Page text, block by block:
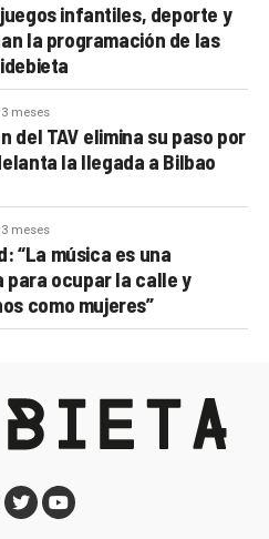
infantiles, deporte y
la programación de las
3 meses
del TAV elimina su paso por
la llegada a Bilbao
3 meses
“La música es una
para ocupar la calle y
como mujeres”